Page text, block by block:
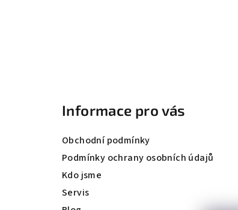
Informace pro vás
Obchodní podmínky
Podmínky ochrany osobních údajů
Kdo jsme
Servis